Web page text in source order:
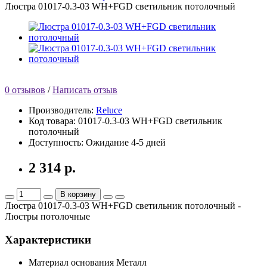
Люстра 01017-0.3-03 WH+FGD светильник потолочный
0 отзывов /Написать отзыв
Производитель: Reluce
Код товара: 01017-0.3-03 WH+FGD светильник
потолочный
Доступность: Ожидание 4-5 дней
2 314 р.
В корзину
Люстра 01017-0.3-03 WH+FGD светильник потолочный -
Люстры потолочные
Характеристики
Материал основания Металл